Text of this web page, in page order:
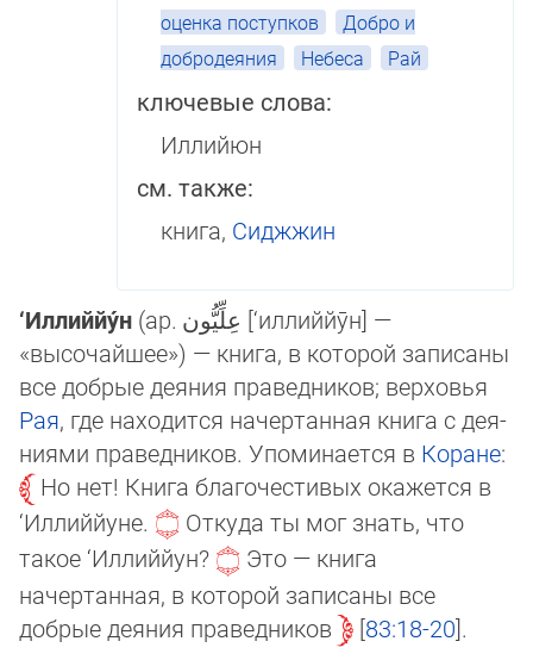
оценка поступков
Добро и
добродеяния
Небеса Рай
ключевые слова:
Иллийюн
см. также:
книга, Сиджжин
‘Иллиййу́н (ар. عِلِّيُّون [‘иллиййӯн] —
«высочайшее»‎) — книга, в которой записаны
все доб­рые деяния праведников; верховья
Рая, где находится начертанная книга с дея­
ни­ями пра­ведников. Упоми­нается в Коране:
Но нет! Книга благочестивых окажется в
‘Ил­лиййуне.
Откуда ты мог знать, что
такое ‘Иллиййун?
Это — книга
начертанная, в ко­то­рой записаны все
добрые дея­ния праведников
83:18-20 .